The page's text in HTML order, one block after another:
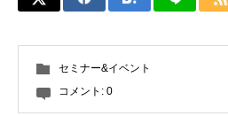
セミナー&イベント
コメント: 0